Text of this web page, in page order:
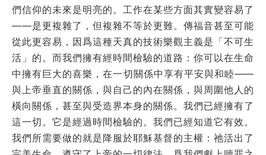
們信仰的未來是明亮的。工作在某些方面其實變容易了
——是更複雜了，但複雜不等於更難。傳福音甚至可能
從此更容易，因爲這種天真的技術樂觀主義是「不可生
活」的。而我們擁有經時間檢驗的道路：你可以在生命
中擁有巨大的喜樂，在一切關係中享有平安與和睦——
與上帝垂直的關係，與自己的內在關係，與周圍他人的
橫向關係，甚至與受造界本身的關係。我們已經擁有了
這一切。它是經過時間檢驗的。我們已經知道它有效。
我們所需要做的就是降服於耶穌基督的主權：祂活出了